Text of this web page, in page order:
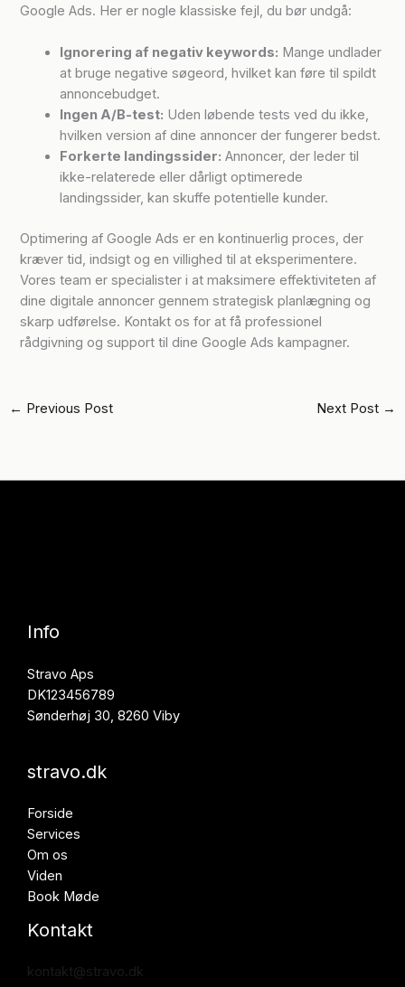
Google Ads. Her er nogle klassiske fejl, du bør undgå:
Ignorering af negativ keywords: Mange undlader
at bruge negative søgeord, hvilket kan føre til spildt
annoncebudget.
Ingen A/B-test: Uden løbende tests ved du ikke,
hvilken version af dine annoncer der fungerer bedst.
Forkerte landingssider: Annoncer, der leder til
ikke-relaterede eller dårligt optimerede
landingssider, kan skuffe potentielle kunder.
Optimering af Google Ads er en kontinuerlig proces, der
kræver tid, indsigt og en villighed til at eksperimentere.
Vores team er specialister i at maksimere effektiviteten af
dine digitale annoncer gennem strategisk planlægning og
skarp udførelse. Kontakt os for at få professionel
rådgivning og support til dine Google Ads kampagner.
← Previous Post Next Post →
Info
Stravo Aps
DK123456789
Sønderhøj 30, 8260 Viby
stravo.dk
Forside
Services
Om os
Viden
Book Møde
Kontakt
kontakt@stravo.dk